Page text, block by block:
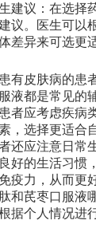
议：在选择
议。医生可以
差异来可选更
皮肤病的患者
液都是常见的
者应考虑疾病
，选择更适合
还应注意日常
好的生活习惯
疫力，从而更
和芪枣口服液
据个人情况进